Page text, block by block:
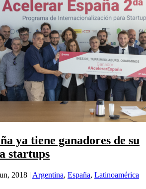
ya tiene ganadores de su
startups
2018 | Argentina, España, Latinoamérica